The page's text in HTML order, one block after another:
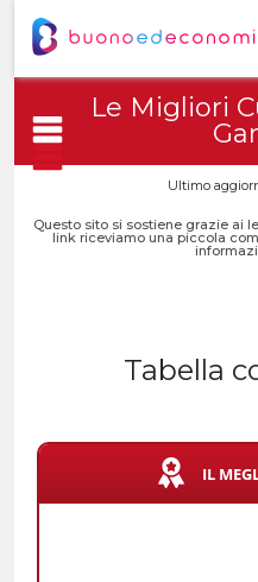
Le Migliori
Ultimo
Questo sito si sostiene grazie ai
link riceviamo una piccola
Tabella
IL